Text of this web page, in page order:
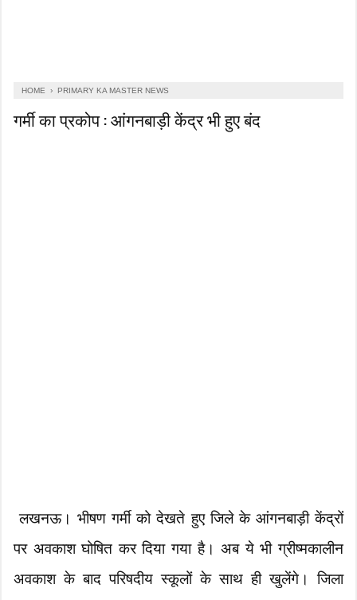
HOME › PRIMARY KA MASTER NEWS
गर्मी का प्रकोप : आंगनबाड़ी केंद्र भी हुए बंद
लखनऊ। भीषण गर्मी को देखते हुए जिले के आंगनबाड़ी केंद्रों
पर अवकाश घोषित कर दिया गया है। अब ये भी ग्रीष्मकालीन
अवकाश के बाद परिषदीय स्कूलों के साथ ही खुलेंगे। जिला